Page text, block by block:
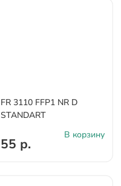
FR 3110 FFP1 NR D
STANDART
55 р.
В корзину